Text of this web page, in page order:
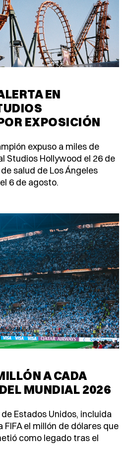
EN
EXPOSICIÓN
expuso a miles de
Studios Hollywood el 26 de
salud de Los Ángeles
6 de agosto.
A CADA
MUNDIAL 2026
Estados Unidos, incluida
FIFA el millón de dólares que
como legado tras el